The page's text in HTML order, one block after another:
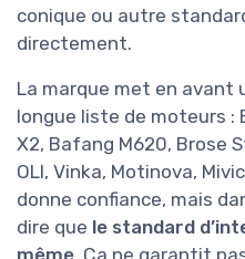
conique ou autre
directement.
La marque met en avant
longue liste de moteurs :
X2, Bafang M620, Brose
OLI, Vinka, Motinova,
donne confiance, mais
dire que le standard
même. Ça ne garantit